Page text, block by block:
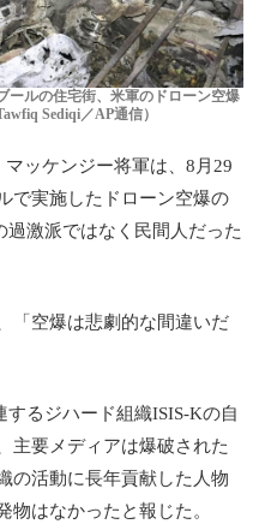
ールの住宅街、米軍のドローン空爆
Sediqi／AP通信）
ッケンジー将軍は、8月29
で実施したドローン空爆の
激派ではなく民間人だった
「空爆は悲劇的な間違いだ
するジハード組織ISIS-Kの自
主要メディアは爆破された
の活動に長年貢献した人物
物はなかったと報じた。